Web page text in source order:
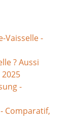
Vaisselle -
? Aussi
-
Comparatif,